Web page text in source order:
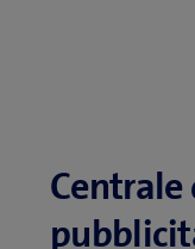
Centrale